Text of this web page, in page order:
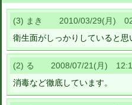
(3) まき 2010/03/29(月)
衛生面がしっかりしていると思
(2) る 2008/07/21(月)
消毒など徹底しています。